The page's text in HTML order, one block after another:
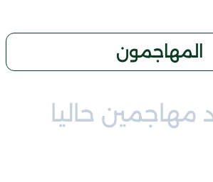
المهاجمون
مهاجمين حاليا